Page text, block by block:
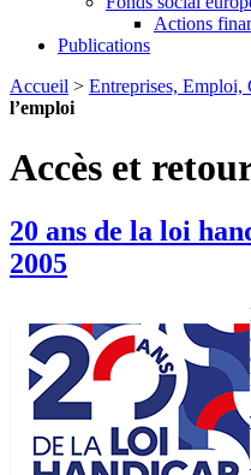
Actions
Publications
Accueil > Entreprises, Emploi,
l’emploi
Accès et
20 ans de la loi
2005